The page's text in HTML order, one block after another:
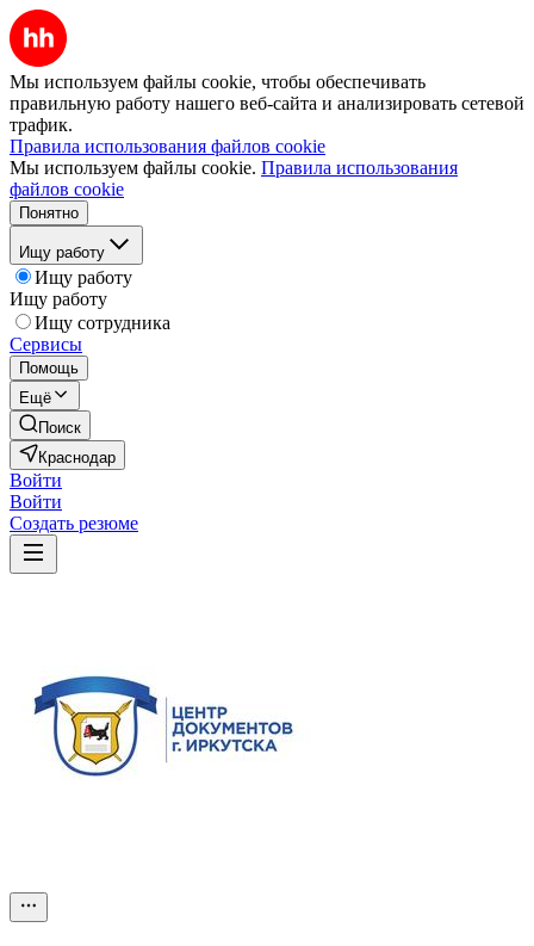
Мы используем файлы cookie, чтобы обеспечивать
правильную работу нашего веб-сайта и анализировать сетевой
трафик.
Правила использования файлов cookie
Мы используем файлы cookie. Правила использования
файлов cookie
Понятно
Ищу работу
Ищу работу
Ищу работу
Ищу сотрудника
Сервисы
Помощь
Ещё
Поиск
Краснодар
Войти
Войти
Создать резюме